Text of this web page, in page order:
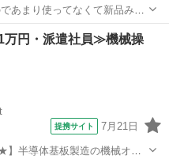
あまり使ってなくて新品みた
いらないから2千で譲る
プロジェクター
円・派遣社員≫機械操
提携サイト 7月21日
半導体基板製造の機械オペ